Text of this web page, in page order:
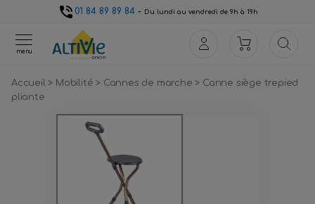
01 84 89 89 84- Du lundi au vendredi de 9h à 19h
menu
Accueil> Mobilité> Cannes de marche> Canne siège trepied
pliante